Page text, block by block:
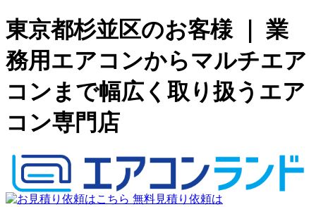
東京都杉並区のお客様 ｜ 業
務用エアコンからマルチエア
コンまで幅広く取り扱うエア
コン専門店
無料見積り依頼は